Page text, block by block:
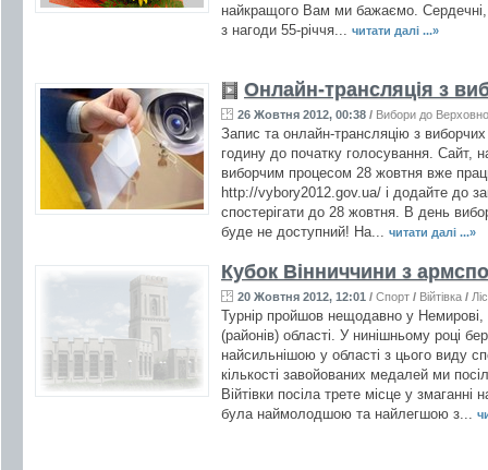
найкращого Вам ми бажаємо.
з нагоди 55-річчя... читати далі ...»
Онлайн-трансляція з
26 Жовтня 2012, 00:38 / Вибори до
Запис та онлайн-трансляцію з
годину до початку голосування. Сайт,
виборчим процесом 28 жовтня вже
http://vybory2012.gov.ua/ і додайте до
спостерігати до 28 жовтня. В день
буде не доступний! На... читати далі ...»
Кубок Вінниччини з
20 Жовтня 2012, 12:01 / Спорт / Війтівка /
Турнір пройшов нещодавно у
(районів) області. У нинішньому році
найсильнішою у області з цього виду
кількості завойованих медалей ми
Війтівки посіла трете місце у
була наймолодшою та найлегшою з...